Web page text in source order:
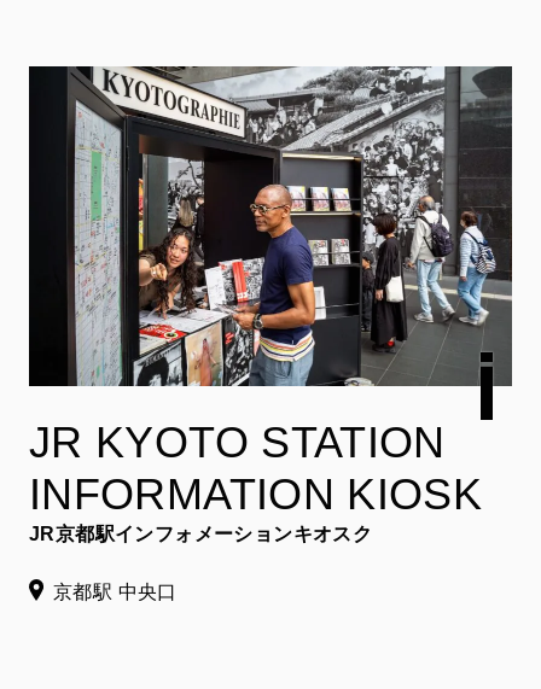
JR KYOTO STATION
INFORMATION KIOSK
JR京都駅インフォメーションキオスク
京都駅 中央口